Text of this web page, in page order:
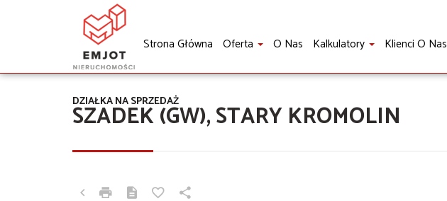
Strona Główna Oferta O Nas Kalkulatory Klienci O Nas
SZADEK (GW), STARY KROMOLIN
DZIAŁKA NA SPRZEDAŻ